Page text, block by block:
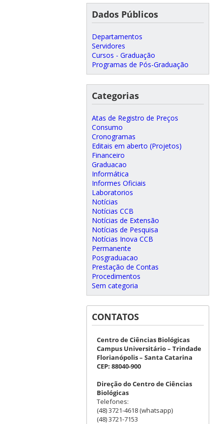
Dados Públicos
Departamentos
Servidores
Cursos - Graduação
Programas de Pós-Graduação
Categorias
Atas de Registro de Preços
Consumo
Cronogramas
Editais em aberto (Projetos)
Financeiro
Graduacao
Informática
Informes Oficiais
Laboratorios
Notícias
Notícias CCB
Notícias de Extensão
Notícias de Pesquisa
Notícias Inova CCB
Permanente
Posgraduacao
Prestação de Contas
Procedimentos
Sem categoria
CONTATOS
Centro de Ciências Biológicas
Campus Universitário – Trindade
Florianópolis – Santa Catarina
CEP: 88040-900
Direção do Centro de Ciências
Biológicas
Telefones:
(48) 3721-4618 (whatsapp)
(48) 3721-7153